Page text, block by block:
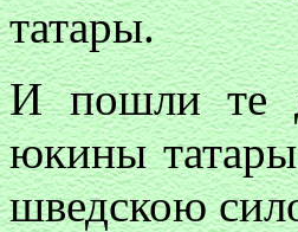
татары.
И пошли те
юкины татары
шведскою